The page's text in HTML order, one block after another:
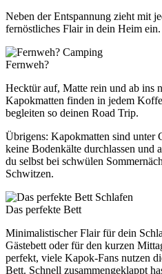
Neben der Entspannung zieht mit
fernöstliches Flair in dein Heim ein.
Camping
Fernweh?
Hecktür auf, Matte rein und ab ins
Kapokmatten finden in jedem
begleiten so deinen Road Trip.
Übrigens: Kapokmatten sind unter
keine Bodenkälte durchlassen und
du selbst bei schwülen
Schwitzen.
Schlafen
Das perfekte Bett
Minimalistischer Flair für dein
Gästebett oder für den kurzen
perfekt, viele Kapok-Fans nutzen
Bett. Schnell zusammengeklappt